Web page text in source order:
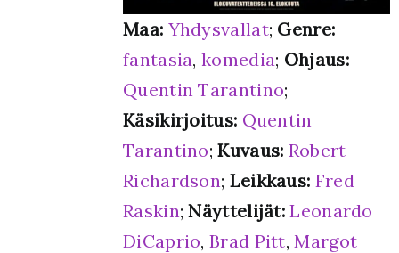
Maa: Yhdysvallat; Genre:
fantasia,komedia; Ohjaus:
Quentin Tarantino;
Käsikirjoitus: Quentin
Tarantino;Kuvaus: Robert
Richardson; Leikkaus: Fred
Raskin;Näyttelijät:Leonardo
DiCaprio,Brad Pitt, Margot